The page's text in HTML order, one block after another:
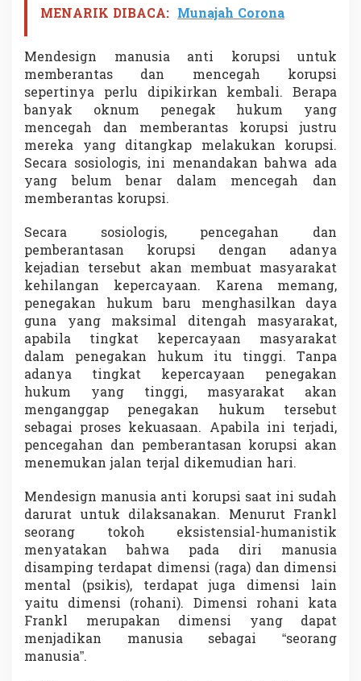
MENARIK DIBACA: Munajah Corona
Mendesign manusia anti korupsi untuk
memberantas dan mencegah korupsi
sepertinya perlu dipikirkan kembali. Berapa
banyak oknum penegak hukum yang
mencegah dan memberantas korupsi justru
mereka yang ditangkap melakukan korupsi.
Secara sosiologis, ini menandakan bahwa ada
yang belum benar dalam mencegah dan
memberantas korupsi.
Secara sosiologis, pencegahan dan
pemberantasan korupsi dengan adanya
kejadian tersebut akan membuat masyarakat
kehilangan kepercayaan. Karena memang,
penegakan hukum baru menghasilkan daya
guna yang maksimal ditengah masyarakat,
apabila tingkat kepercayaan masyarakat
dalam penegakan hukum itu tinggi. Tanpa
adanya tingkat kepercayaan penegakan
hukum yang tinggi, masyarakat akan
menganggap penegakan hukum tersebut
sebagai proses kekuasaan. Apabila ini terjadi,
pencegahan dan pemberantasan korupsi akan
menemukan jalan terjal dikemudian hari.
Mendesign manusia anti korupsi saat ini sudah
darurat untuk dilaksanakan. Menurut Frankl
seorang tokoh eksistensial-humanistik
menyatakan bahwa pada diri manusia
disamping terdapat dimensi (raga) dan dimensi
mental (psikis), terdapat juga dimensi lain
yaitu dimensi (rohani). Dimensi rohani kata
Frankl merupakan dimensi yang dapat
menjadikan manusia sebagai “seorang
manusia”.